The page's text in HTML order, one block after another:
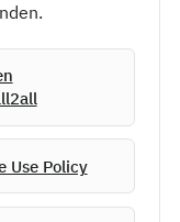
Use Policy